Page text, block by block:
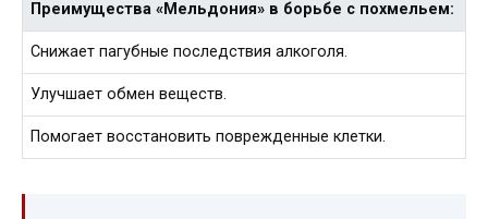
Преимущества «Мельдония» в борьбе с похмельем:
Снижает пагубные последствия алкоголя.
Улучшает обмен веществ.
Помогает восстановить поврежденные клетки.